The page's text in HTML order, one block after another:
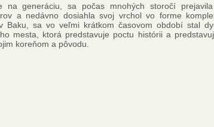
na generáciu, sa počas mnohých storočí
a nedávno dosiahla svoj vrchol vo forme
v Baku, sa vo veľmi krátkom časovom období stal
mesta, ktorá predstavuje poctu histórii a
koreňom a pôvodu.